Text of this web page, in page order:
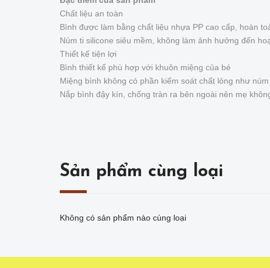
Chất liệu an toàn
Bình được làm bằng chất liệu nhựa PP cao cấp, hoàn
Núm ti silicone siêu mềm, không làm ảnh hưởng đến
Thiết kế tiện lợi
Bình thiết kế phù hợp với khuôn miệng của bé
Miệng bình không có phần kiểm soát chất lỏng như
Nắp bình đậy kín, chống tràn ra bên ngoài nên mẹ
Sản phẩm cùng loại
Không có sản phẩm nào cùng loại